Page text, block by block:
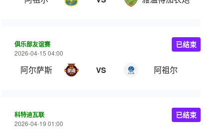
俱乐部友谊赛
2026-04-15 04:00
阿尔萨斯 VS 阿祖尔
已结束
科特迪瓦联
2026-04-19 01:00
已结束